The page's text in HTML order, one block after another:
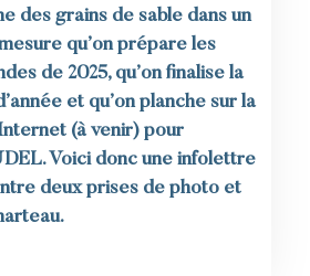
des grains de sable dans un
qu’on prépare les
de 2025, qu’on finalise la
et qu’on planche sur la
(à venir) pour
Voici donc une infolettre
deux prises de photo et